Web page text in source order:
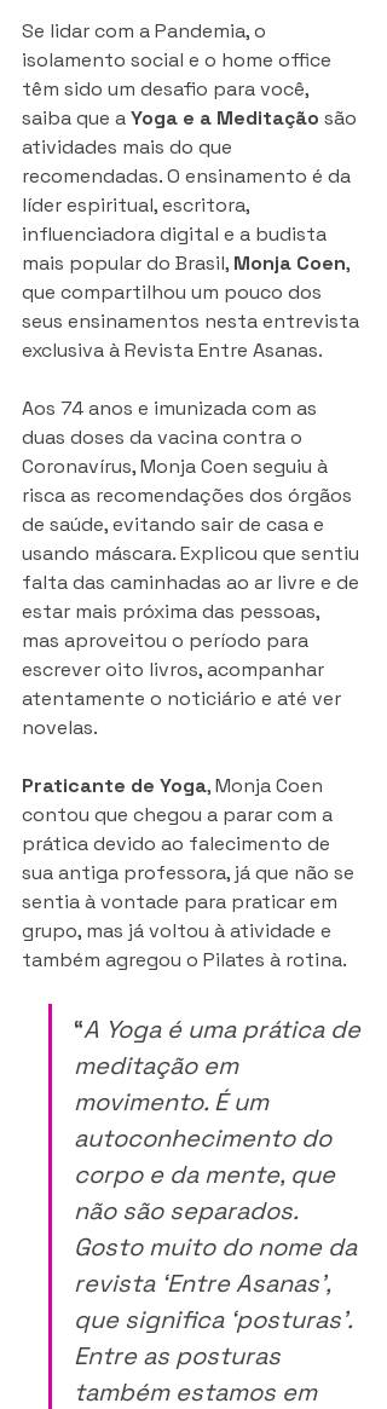
Se lidar com a Pandemia, o
isolamento social e o home office
têm sido um desafio para você,
saiba que a Yoga e a Meditação são
atividades mais do que
recomendadas. O ensinamento é da
líder espiritual, escritora,
influenciadora digital e a budista
mais popular do Brasil, Monja Coen,
que compartilhou um pouco dos
seus ensinamentos nesta entrevista
exclusiva à Revista Entre Asanas.
Aos 74 anos e imunizada com as
duas doses da vacina contra o
Coronavírus, Monja Coen seguiu à
risca as recomendações dos órgãos
de saúde, evitando sair de casa e
usando máscara. Explicou que sentiu
falta das caminhadas ao ar livre e de
estar mais próxima das pessoas,
mas aproveitou o período para
escrever oito livros, acompanhar
atentamente o noticiário e até ver
novelas.
Praticante de Yoga, Monja Coen
contou que chegou a parar com a
prática devido ao falecimento de
sua antiga professora, já que não se
sentia à vontade para praticar em
grupo, mas já voltou à atividade e
também agregou o Pilates à rotina.
“A Yoga é uma prática de
meditação em
movimento. É um
autoconhecimento do
corpo e da mente, que
não são separados.
Gosto muito do nome da
revista ‘Entre Asanas’,
que significa ‘posturas’.
Entre as posturas
também estamos em